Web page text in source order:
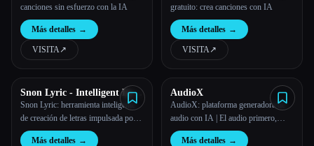
canciones sin esfuerzo con la IA
Más detalles →
VISITA↗︎
gratuito: crea canciones con IA
Más detalles →
VISITA↗︎
Snon Lyric - Intelligent Lyric
Creation Tool
Snon Lyric: herramienta inteligente
de creación de letras impulsada por la
IA, que mejora la producción
Más detalles →
AudioX
AudioX: plataforma generadora de
audio con IA | El audio primero,
ahora las imágenes y el vídeo
Más detalles →